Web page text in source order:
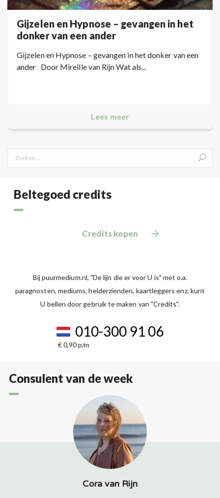
Gijzelen en Hypnose – gevangen in het
donker van een ander
Gijzelen en Hypnose – gevangen in het donker van een
ander Door Mireille van Rijn Wat als...
Lees meer
Search:
Beltegoed credits
Credits kopen
Bij puurmedium.nl, "De lijn die er voor U is" met o.a.
paragnosten, mediums, helderzienden, kaartleggers enz. kunt
U bellen door gebruik te maken van "Credits".
010-300 91 06
€ 0,90 p/m
Consulent van de week
Cora van Rijn